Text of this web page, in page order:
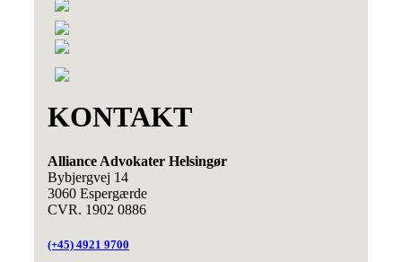
KONTAKT
Alliance Advokater Helsingør
Bybjergvej 14
3060 Espergærde
CVR. 1902 0886
(+45) 4921 9700